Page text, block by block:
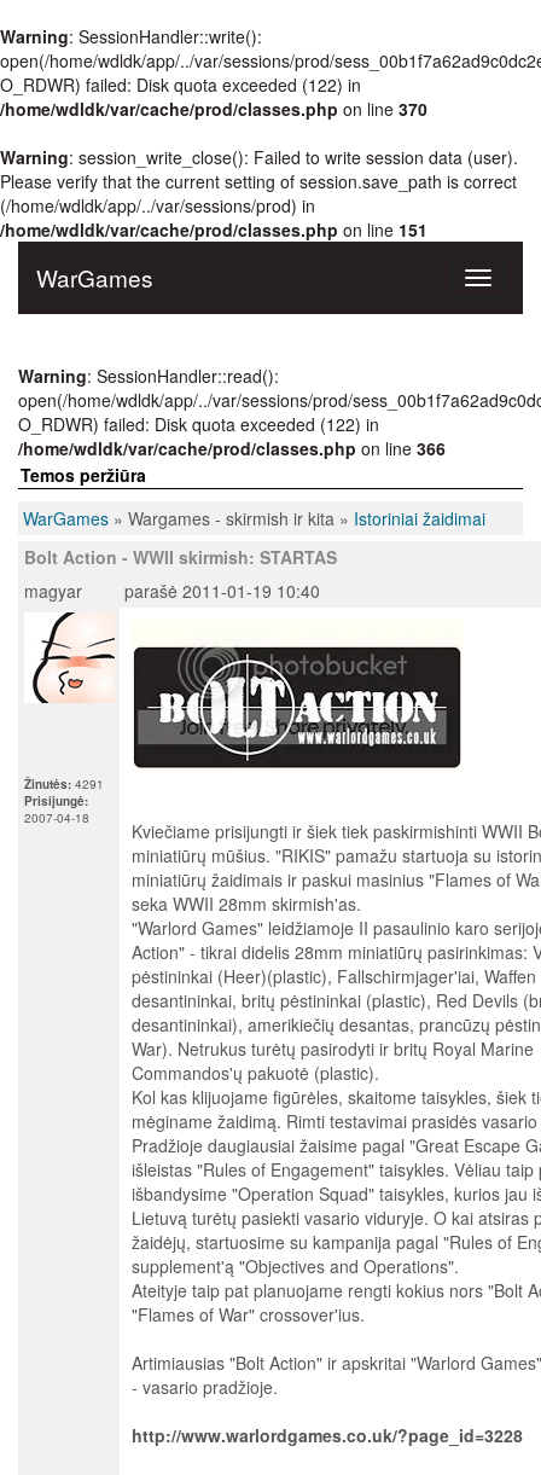
Warning: SessionHandler::write():
open(/home/wdldk/app/../var/sessions/prod/
O_RDWR) failed: Disk quota exceeded (122) in
/home/wdldk/var/cache/prod/classes.php on line 370
Warning: session_write_close(): Failed to write session data (user).
Please verify that the current setting of session.save_path is correct
(/home/wdldk/app/../var/sessions/prod) in
/home/wdldk/var/cache/prod/classes.php on line 151
Toggle
WarGames
Warning: SessionHandler::read():
open(/home/wdldk/app/../var/sessions/prod/
O_RDWR) failed: Disk quota exceeded (122) in
/home/wdldk/var/cache/prod/classes.php on line 366
Temos peržiūra
WarGames » Wargames - skirmish ir kita » Istoriniai žaidimai
Bolt Action - WWII skirmish: STARTAS
magyar
parašė 2011-01-19 10:40
Žinutės: 4291
Prisijungė:
2007-04-18
Kviečiame prisijungti ir šiek tiek paskirmishinti WWII
miniatiūrų mūšius. "RIKIS" pamažu startuoja su
miniatiūrų žaidimais ir paskui masinius "Flames of
seka WWII 28mm skirmish'as.
"Warlord Games" leidžiamoje II pasaulinio karo
Action" - tikrai didelis 28mm miniatiūrų pasirinkimas:
pėstininkai (Heer)(plastic), Fallschirmjager'iai, Waffen
desantininkai, britų pėstininkai (plastic), Red Devils
desantininkai), amerikiečių desantas, prancūzų
War). Netrukus turėtų pasirodyti ir britų Royal Marine
Commandos'ų pakuotė (plastic).
Kol kas klijuojame figūrėles, skaitome taisykles, šiek
mėginame žaidimą. Rimti testavimai prasidės
Pradžioje daugiausiai žaisime pagal "Great Escape
išleistas "Rules of Engagement" taisykles. Vėliau taip
išbandysime "Operation Squad" taisykles, kurios jau
Lietuvą turėtų pasiekti vasario viduryje. O kai atsiras
žaidėjų, startuosime su kampanija pagal "Rules of
supplement'ą "Objectives and Operations".
Ateityje taip pat planuojame rengti kokius nors "Bolt
"Flames of War" crossover'ius.
Artimiausias "Bolt Action" ir apskritai "Warlord
- vasario pradžioje.
http://www.warlordgames.co.uk/?page_id=3228